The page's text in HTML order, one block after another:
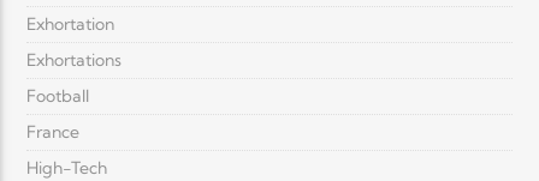
Exhortation
Exhortations
Football
France
High-Tech